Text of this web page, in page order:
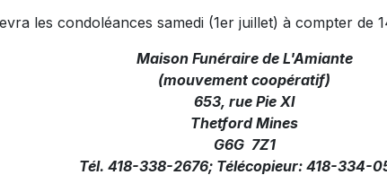
les condoléances samedi (1er juillet) à compter de
Maison Funéraire de L'Amiante
(mouvement coopératif)
653, rue Pie XI
Thetford Mines
G6G 7Z1
Tél. 418-338-2676; Télécopieur: 418-334-